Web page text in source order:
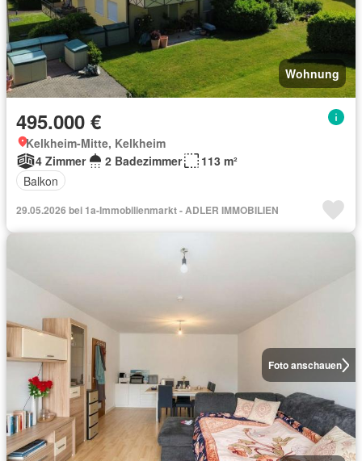
Wohnung
495.000 €
Kelkheim-Mitte, Kelkheim
4 Zimmer
2 Badezimmer
113 m²
Balkon
29.05.2026 bei 1a-Immobilienmarkt - ADLER IMMOBILIEN
Foto anschauen